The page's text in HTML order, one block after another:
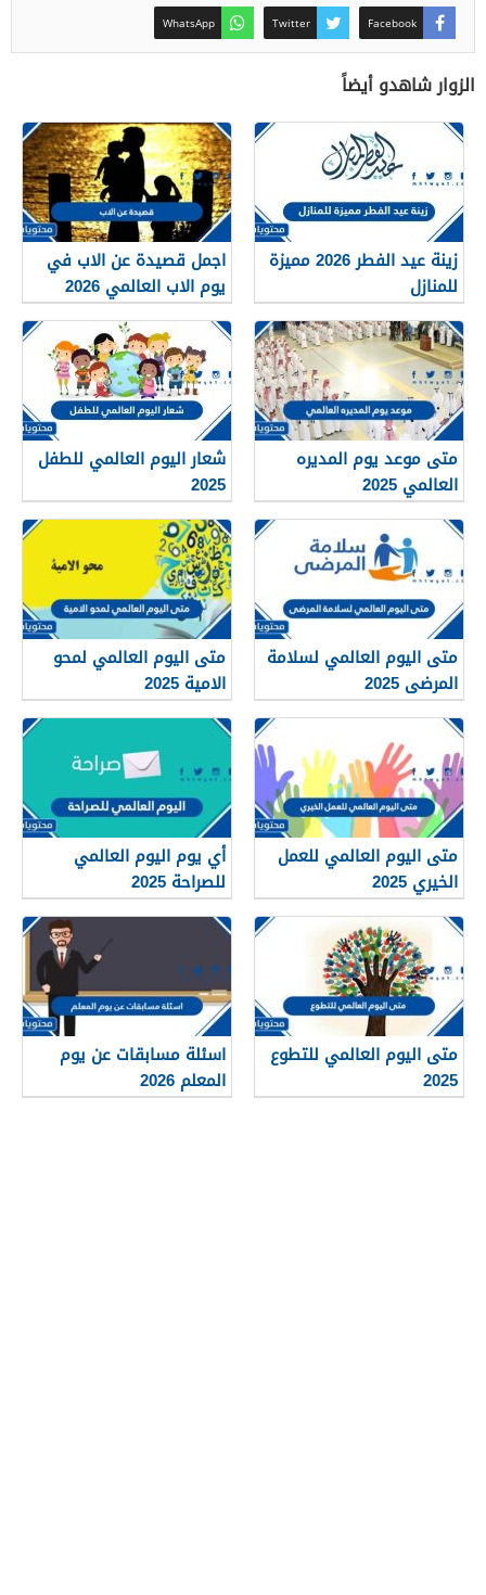
Facebook
Twitter
WhatsApp
الزوار شاهدو أيضاً
زينة عيد الفطر 2026 مميزة
للمنازل
اجمل قصيدة عن الاب في
يوم الاب العالمي 2026
متى موعد يوم المديره
العالمي 2025
شعار اليوم العالمي للطفل
2025
متى اليوم العالمي لسلامة
المرضى 2025
متى اليوم العالمي لمحو
الامية 2025
متى اليوم العالمي للعمل
الخيري 2025
أي يوم اليوم العالمي
للصراحة 2025
متى اليوم العالمي للتطوع
2025
اسئلة مسابقات عن يوم
المعلم 2026